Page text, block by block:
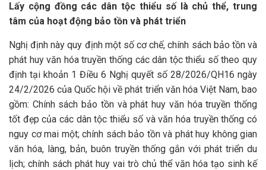
Lấy cộng đồng các dân tộc thiểu số là chủ thể, trung
tâm của hoạt động bảo tồn và phát triển
Nghị định này quy định một số cơ chế, chính sách bảo tồn và
phát huy văn hóa truyền thống các dân tộc thiểu số theo quy
định tại khoản 1 Điều 6 Nghị quyết số 28/2026/QH16 ngày
24/2/2026 của Quốc hội về phát triển văn hóa Việt Nam, bao
gồm: Chính sách bảo tồn và phát huy văn hóa truyền thống
tốt đẹp của các dân tộc thiểu số và văn hóa truyền thống có
nguy cơ mai một; chính sách bảo tồn và phát huy không gian
văn hóa, làng, bản, buôn truyền thống gắn với phát triển du
lịch; chính sách phát huy vai trò chủ thể văn hóa tạo sinh kế